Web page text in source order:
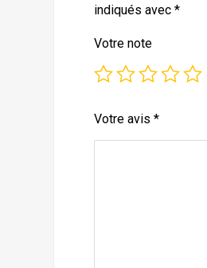
indiqués avec*
Votre note
Votre avis*